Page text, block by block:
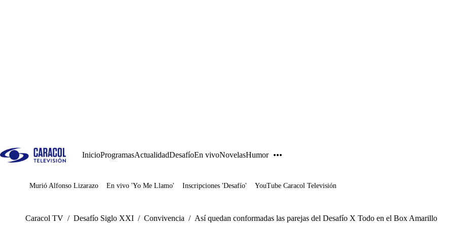
InicioProgramasActualidadDesafíoEn vivoNovelasHumor
Juegos
Murió Alfonso Lizarazo En vivo 'Yo Me Llamo' Inscripciones 'Desafío' YouTube Caracol Televisión
Caracol TV / Desafío Siglo XXI / Convivencia / Así quedan conformadas las parejas del Desafío X Todo en el Box Amarillo